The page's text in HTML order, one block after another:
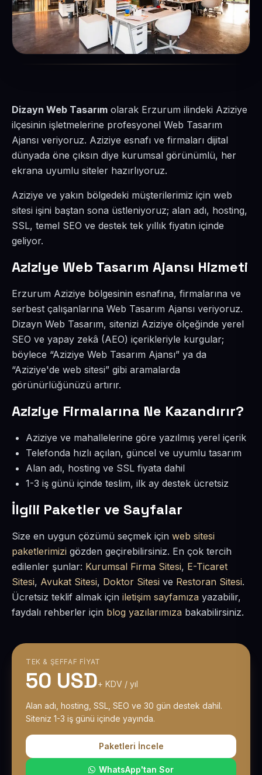
Dizayn Web Tasarım olarak Erzurum ilindeki Aziziye
ilçesinin işletmelerine profesyonel Web Tasarım
Ajansı veriyoruz. Aziziye esnafı ve firmaları dijital
dünyada öne çıksın diye kurumsal görünümlü, her
ekrana uyumlu siteler hazırlıyoruz.
Aziziye ve yakın bölgedeki müşterilerimiz için web
sitesi işini baştan sona üstleniyoruz; alan adı, hosting,
SSL, temel SEO ve destek tek yıllık fiyatın içinde
geliyor.
Aziziye Web Tasarım Ajansı Hizmeti
Erzurum Aziziye bölgesinin esnafına, firmalarına ve
serbest çalışanlarına Web Tasarım Ajansı veriyoruz.
Dizayn Web Tasarım, sitenizi Aziziye ölçeğinde yerel
SEO ve yapay zekâ (AEO) içerikleriyle kurgular;
böylece “Aziziye Web Tasarım Ajansı” ya da
“Aziziye'de web sitesi” gibi aramalarda
görünürlüğünüzü artırır.
Aziziye Firmalarına Ne Kazandırır?
Aziziye ve mahallelerine göre yazılmış yerel içerik
Telefonda hızlı açılan, güncel ve uyumlu tasarım
Alan adı, hosting ve SSL fiyata dahil
1-3 iş günü içinde teslim, ilk ay destek ücretsiz
İlgili Paketler ve Sayfalar
Size en uygun çözümü seçmek için web sitesi
paketlerimizi gözden geçirebilirsiniz. En çok tercih
edilenler şunlar: Kurumsal Firma Sitesi, E-Ticaret
Sitesi, Avukat Sitesi, Doktor Sitesi ve Restoran Sitesi.
Ücretsiz teklif almak için iletişim sayfamıza yazabilir,
faydalı rehberler için blog yazılarımıza bakabilirsiniz.
TEK & ŞEFFAF FIYAT
50 USD+ KDV / yıl
Alan adı, hosting, SSL, SEO ve 30 gün destek dahil.
Siteniz 1-3 iş günü içinde yayında.
Paketleri İncele
WhatsApp'tan Sor